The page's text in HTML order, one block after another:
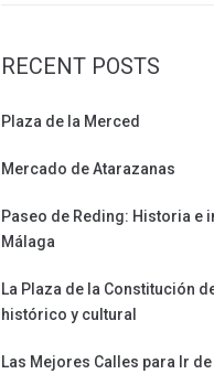
RECENT POSTS
Plaza de la Merced
Mercado de Atarazanas
Paseo de Reding: Historia e
Málaga
La Plaza de la Constitución
histórico y cultural
Las Mejores Calles para Ir